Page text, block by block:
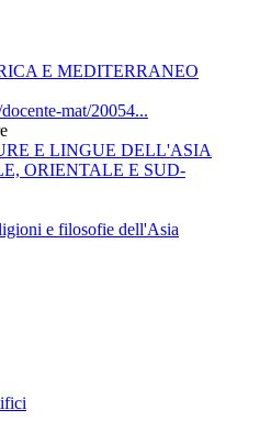
E MEDITERRANEO
mat/20054...
E LINGUE DELL'ASIA
ORIENTALE E SUD-
e filosofie dell'Asia